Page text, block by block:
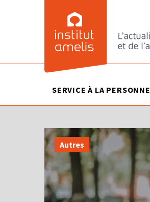
SERVICE À LA PERSONNE
Autres